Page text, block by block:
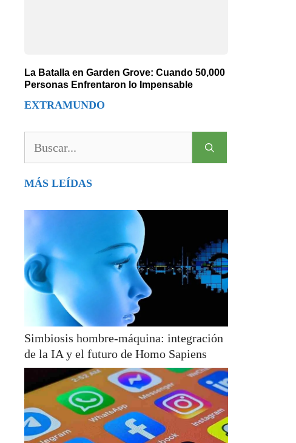
La Batalla en Garden Grove: Cuando 50,000
Personas Enfrentaron lo Impensable
EXTRAMUNDO
MÁS LEÍDAS
Simbiosis hombre-máquina: integración
de la IA y el futuro de Homo Sapiens